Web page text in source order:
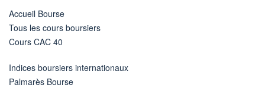
Accueil Bourse
Tous les cours boursiers
Cours CAC 40
Indices boursiers internationaux
Palmarès Bourse